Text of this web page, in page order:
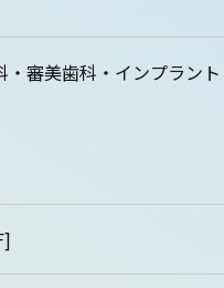
・審美歯科・インプラント